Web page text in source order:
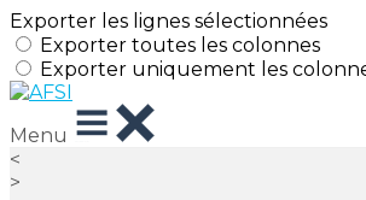
Exporter les lignes sélectionnées
Exporter toutes les colonnes
Exporter uniquement les
Menu
<
>